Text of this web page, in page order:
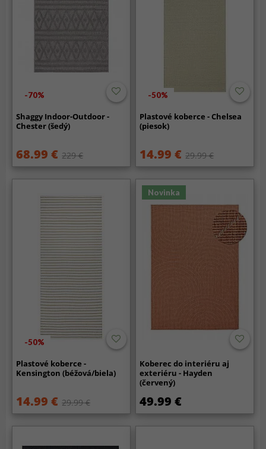
-70%
Shaggy Indoor-Outdoor -
Chester (šedý)
68.99 € 229 €
-50%
Plastové koberce - Chelsea
(piesok)
14.99 € 29.99 €
-50%
Plastové koberce -
Kensington (béžová/biela)
14.99 € 29.99 €
Novinka
Koberec do interiéru aj
exteriéru - Hayden
(červený)
49.99 €